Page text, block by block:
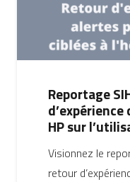
Reportage
HP sur
Visionnez le
retour